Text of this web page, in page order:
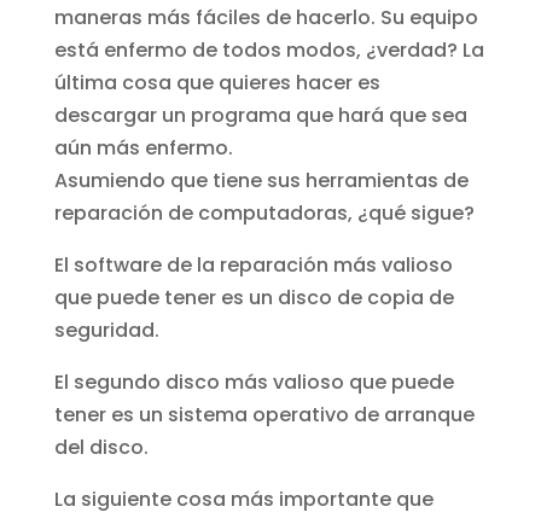
maneras más fáciles de hacerlo. Su equipo
está enfermo de todos modos, ¿verdad? La
última cosa que quieres hacer es
descargar un programa que hará que sea
aún más enfermo.
Asumiendo que tiene sus herramientas de
reparación de computadoras, ¿qué sigue?
El software de la reparación más valioso
que puede tener es un disco de copia de
seguridad.
El segundo disco más valioso que puede
tener es un sistema operativo de arranque
del disco.
La siguiente cosa más importante que